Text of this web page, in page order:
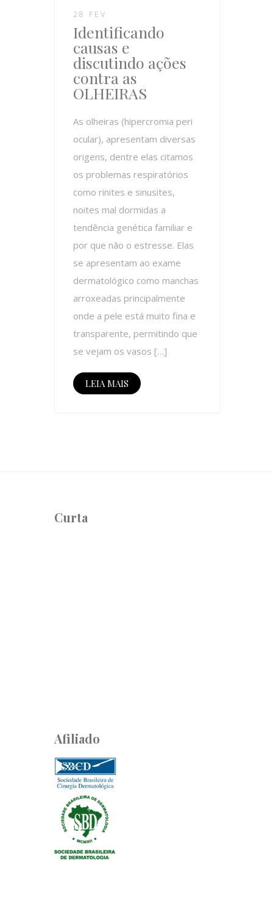
28 FEV
Identificando
causas e
discutindo ações
contra as
OLHEIRAS
As olheiras (hipercromia peri
ocular), apresentam diversas
origens, dentre elas citamos
os problemas respiratórios
como rinites e sinusites,
noites mal dormidas a
tendência genética familiar e
por que não o estresse. Elas
se apresentam ao exame
dermatológico como manchas
arroxeadas principalmente
onde a pele está muito fina e
transparente, permitindo que
se vejam os vasos […]
LEIA MAIS
Curta
Afiliado